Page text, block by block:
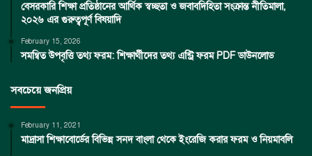
বেসরকারি শিক্ষা প্রতিষ্ঠানের আর্থিক স্বচ্ছতা ও জবাবদিহিতা সংক্রান্ত নীতিমালা,
২০২৬ এর গুরুত্বপূর্ণ বিষয়াদি
February 15, 2026
সমন্বিত উপবৃত্তি তথ্য ফরম: শিক্ষার্থীদের তথ্য এন্ট্রি ফরম PDF ডাউনলোড
সবচেয়ে জনপ্রিয়
February 11, 2021
মাদ্রাসা শিক্ষাবোর্ডের বিভিন্ন সনদ বাংলা থেকে ইংরেজি করার ফরম ও নিয়মাবলি